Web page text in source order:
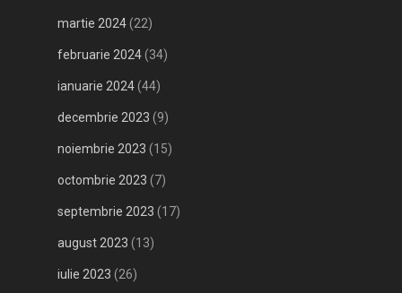
martie 2024(22)
februarie 2024(34)
ianuarie 2024(44)
decembrie 2023 (9)
noiembrie 2023 (15)
octombrie 2023 (7)
septembrie 2023 (17)
august 2023 (13)
iulie 2023 (26)